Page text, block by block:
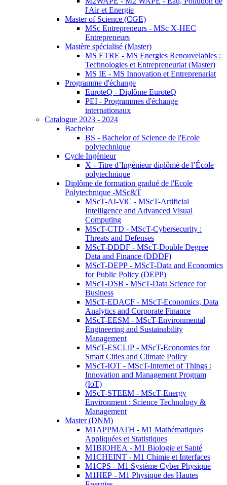
l'Air et Energie
Master of Science (CGE)
MSc Entrepreneurs - MSc X-HEC
Entrepreneurs
Mastère spécialisé (Master)
MS ETRE - MS Energies Renouvelables :
Technologies et Entrepreneuriat (Master)
MS IE - MS Innovation et Entreprenariat
Programme d'échange
EuroteQ - Diplôme EuroteQ
PEI - Programmes d'échange
internationaux
Catalogue 2023 - 2024
Bachelor
BS - Bachelor of Science de l'Ecole
polytechnique
Cycle Ingénieur
X - Titre d’Ingénieur diplômé de l’École
polytechnique
Diplôme de formation gradué de l'Ecole
Polytechnique -MSc&T
MScT-AI-ViC - MScT-Artificial
Intelligence and Advanced Visual
Computing
MScT-CTD - MScT-Cybersecurity :
Threats and Defenses
MScT-DDDF - MScT-Double Degree
Data and Finance (DDDF)
MScT-DEPP - MScT-Data and Economics
for Public Policy (DEPP)
MScT-DSB - MScT-Data Science for
Business
MScT-EDACF - MScT-Economics, Data
Analytics and Corporate Finance
MScT-EESM - MScT-Environmental
Engineering and Sustainability
Management
MScT-ESCLiP - MScT-Economics for
Smart Cities and Climate Policy
MScT-IOT - MScT-Internet of Things :
Innovation and Management Program
(IoT)
MScT-STEEM - MScT-Energy
Environment : Science Technology &
Management
Master (DNM)
M1APPMATH - M1 Mathématiques
Appliquées et Statistiques
M1BIOHEA - M1 Biologie et Santé
M1CHEINT - M1 Chimie et Interfaces
M1CPS - M1 Système Cyber Physique
M1HEP - M1 Physique des Hautes